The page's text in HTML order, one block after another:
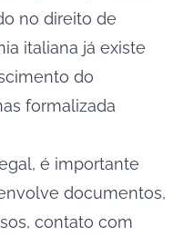
no direito de
italiana já existe
do
formalizada
é importante
documentos,
contato com